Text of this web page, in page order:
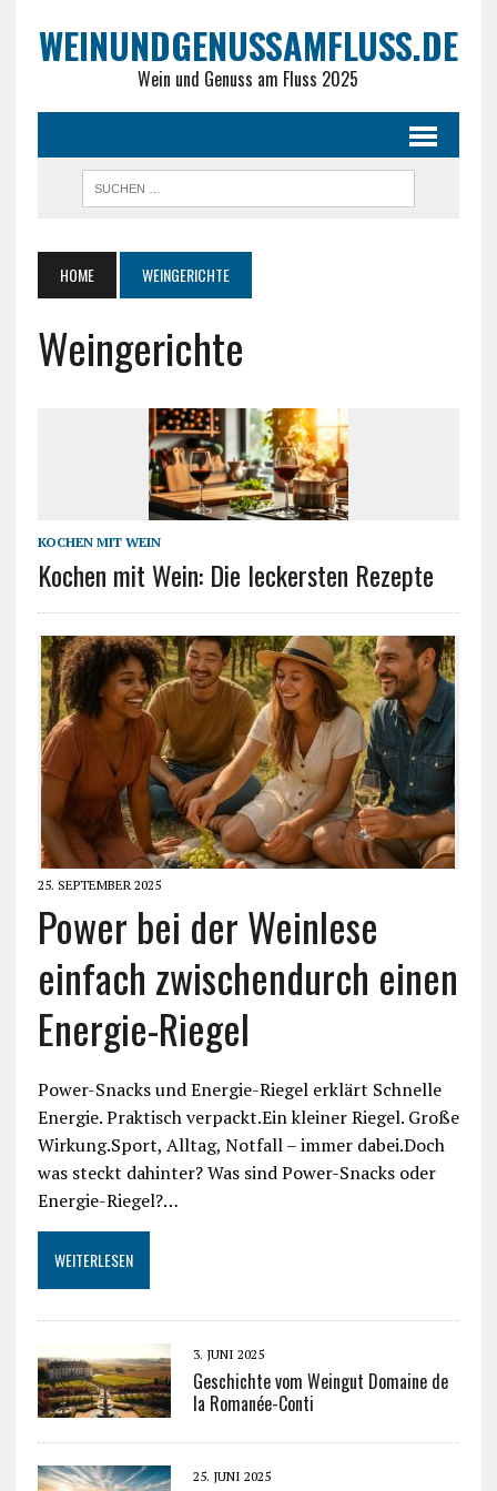
WEINUNDGENUSSAMFLUSS.DE
Wein und Genuss am Fluss 2025
HOME WEINGERICHTE
Weingerichte
KOCHEN MIT WEIN
Kochen mit Wein: Die leckersten Rezepte
25. SEPTEMBER 2025
Power bei der Weinlese
einfach zwischendurch einen
Energie-Riegel
Power-Snacks und Energie-Riegel erklärt Schnelle
Energie. Praktisch verpackt.Ein kleiner Riegel. Große
Wirkung.Sport, Alltag, Notfall – immer dabei.Doch
was steckt dahinter? Was sind Power-Snacks oder
Energie-Riegel?…
WEITERLESEN
3. JUNI 2025
Geschichte vom Weingut Domaine de
la Romanée-Conti
25. JUNI 2025